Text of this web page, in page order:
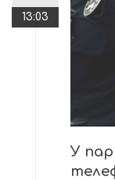
13:03
У